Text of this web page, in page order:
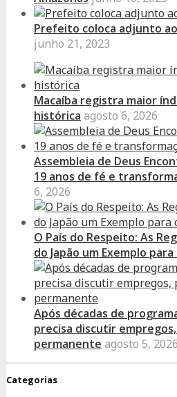
Prefeito coloca adjunto
junho 21, 2023
Macaíba registra maior
histórica agosto 6, 2026
Assembleia de Deus
19 anos de fé e
6, 2026
O País do Respeito: As
do Japão um Exemplo
Após décadas de
precisa discutir
permanente agosto 5, 2026
Categorias